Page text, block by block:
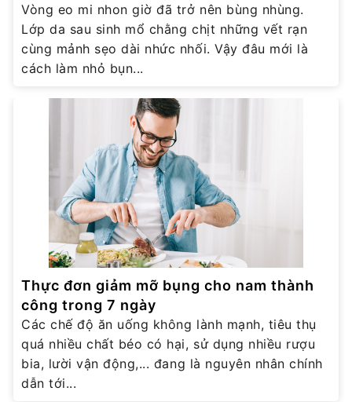
Vòng eo mi nhon giờ đã trở nên bùng nhùng.
Lớp da sau sinh mổ chằng chịt những vết rạn
cùng mảnh sẹo dài nhức nhối. Vậy đâu mới là
cách làm nhỏ bụn...
Thực đơn giảm mỡ bụng cho nam thành
công trong 7 ngày
Các chế độ ăn uống không lành mạnh, tiêu thụ
quá nhiều chất béo có hại, sử dụng nhiều rượu
bia, lười vận động,... đang là nguyên nhân chính
dẫn tới...